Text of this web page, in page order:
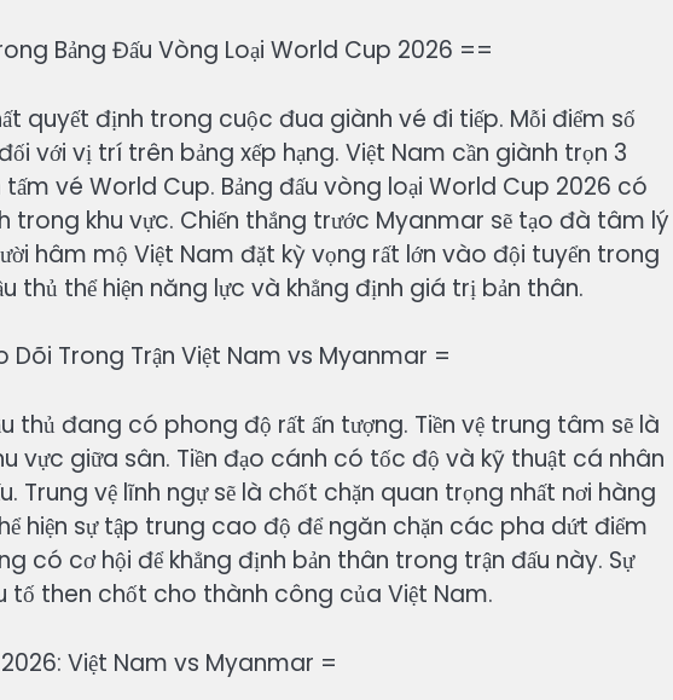
Bảng Đấu Vòng Loại World Cup 2026 ==
quyết định trong cuộc đua giành vé đi tiếp. Mỗi điểm số
với vị trí trên bảng xếp hạng. Việt Nam cần giành trọn 3
vé World Cup. Bảng đấu vòng loại World Cup 2026 có
trong khu vực. Chiến thắng trước Myanmar sẽ tạo đà tâm lý
hâm mộ Việt Nam đặt kỳ vọng rất lớn vào đội tuyển trong
thủ thể hiện năng lực và khẳng định giá trị bản thân.
Dõi Trong Trận Việt Nam vs Myanmar =
thủ đang có phong độ rất ấn tượng. Tiền vệ trung tâm sẽ là
vực giữa sân. Tiền đạo cánh có tốc độ và kỹ thuật cá nhân
Trung vệ lĩnh ngự sẽ là chốt chặn quan trọng nhất nơi hàng
hiện sự tập trung cao độ để ngăn chặn các pha dứt điểm
có cơ hội để khẳng định bản thân trong trận đấu này. Sự
tố then chốt cho thành công của Việt Nam.
Việt Nam vs Myanmar =